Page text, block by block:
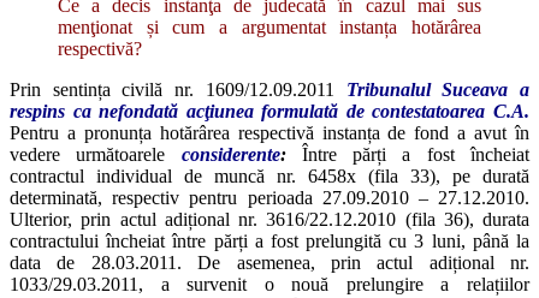
Ce a decis instanţa de judecată în cazul mai sus
menţionat și cum a argumentat instanța hotărârea
respectivă?
Prin sentința civilă nr. 1609/12.09.2011 Tribunalul Suceava a
respins ca nefondată acţiunea formulată de contestatoarea C.A.
Pentru a pronunța hotărârea respectivă instanța de fond a avut în
vedere următoarele considerente:Între părți a fost încheiat
contractul individual de muncă nr. 6458x (fila 33), pe durată
determinată, respectiv pentru perioada 27.09.2010 – 27.12.2010.
Ulterior, prin actul adițional nr. 3616/22.12.2010 (fila 36), durata
contractului încheiat între părți a fost prelungită cu 3 luni, până la
data de 28.03.2011. De asemenea, prin actul adițional nr.
1033/29.03.2011, a survenit o nouă prelungire a relațiilor